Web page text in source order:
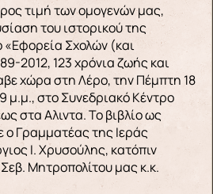
τιμή των ομογενών μας,
του ιστορικού της
«Εφορεία Σχολών (και
2012, 123 χρόνια ζωής και
χώρα στη Λέρο, την Πέμπτη 18
μ.μ., στο Συνεδριακό Κέντρο
στα Aλιντα. Το βιβλίο ως
ο Γραμματέας της Ιεράς
Ι. Χρυσούλης, κατόπιν
Μητροπολίτου μας κ.κ.